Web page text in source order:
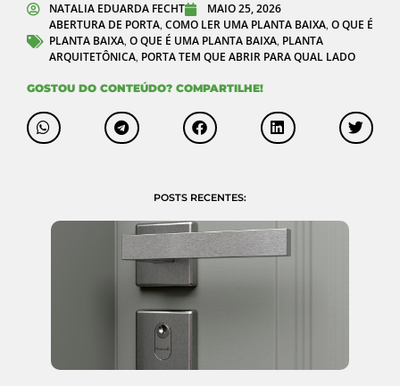
NATALIA EDUARDA FECHT
MAIO 25, 2026
ABERTURA DE PORTA, COMO LER UMA PLANTA BAIXA, O QUE É
PLANTA BAIXA, O QUE É UMA PLANTA BAIXA, PLANTA
ARQUITETÔNICA, PORTA TEM QUE ABRIR PARA QUAL LADO
GOSTOU DO CONTEÚDO? COMPARTILHE!
POSTS RECENTES: